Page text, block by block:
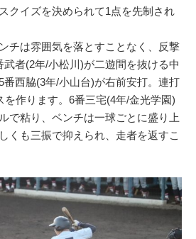
クイズを決められて1点を先制され
チは雰囲気を落とすことなく、反撃
者(2年/小松川)が二遊間を抜ける中
西脇(3年/小山台)が右前安打。連打
を作ります。6番三宅(4年/金光学園)
で粘り、ベンチは一球ごとに盛り上
くも三振で抑えられ、走者を返すこ